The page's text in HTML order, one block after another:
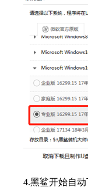
4.黑鲨开始自